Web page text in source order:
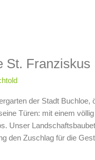
St. Franziskus
der Stadt Buchloe,
Türen: mit einem
Unser
den Zuschlag für die